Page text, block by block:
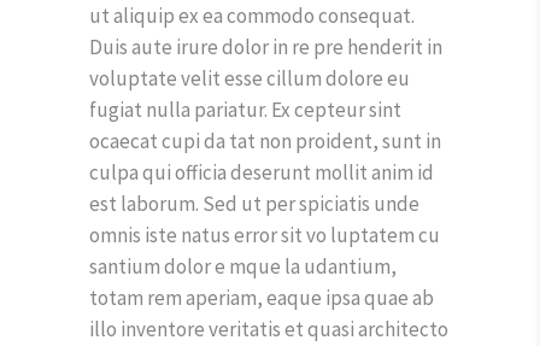
ut aliquip ex ea commodo consequat.
Duis aute irure dolor in re pre henderit in
voluptate velit esse cillum dolore eu
fugiat nulla pariatur. Ex cepteur sint
ocaecat cupi da tat non proident, sunt in
culpa qui officia deserunt mollit anim id
est laborum. Sed ut per spiciatis unde
omnis iste natus error sit vo luptatem cu
santium dolor e mque la udantium,
totam rem aperiam, eaque ipsa quae ab
illo inventore veritatis et quasi architecto